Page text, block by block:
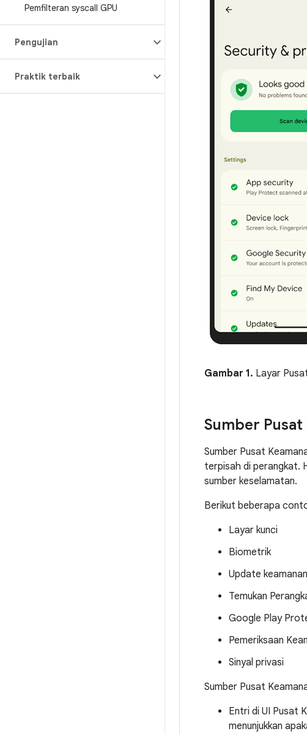
Pemfilteran syscall GPU
Pengujian
Praktik terbaik
Gambar 1. Layar
Sumber Pusat
Sumber Pusat
terpisah di perangkat.
sumber keselamatan.
Berikut beberapa
Layar kunci
Biometrik
Update keamanan
Temukan
Google Play
Pemeriksaan
Sinyal privasi
Sumber Pusat
Entri di UI Pusat
menunjukkan